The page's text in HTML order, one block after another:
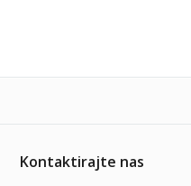
Kontaktirajte nas